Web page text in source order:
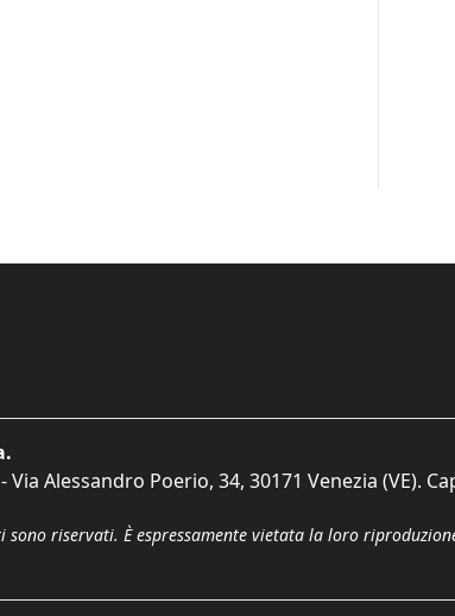
Alessandro Poerio, 34, 30171 Venezia (VE).
riservati. È espressamente vietata la loro